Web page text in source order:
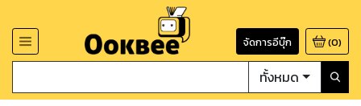
จัดการอีบุ๊ก (0)
ทั้งหมด